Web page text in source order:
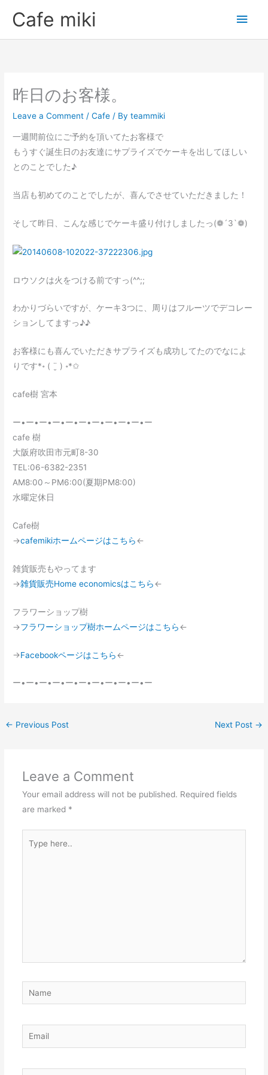
Cafe miki
Main
昨日のお客様。
Leave a Comment /Cafe / Byteammiki
一週間前位にご予約を頂いてたお客様で
もうすぐ誕生日のお友達にサプライズでケーキを出してほしい
とのことでした♪
当店も初めてのことでしたが、喜んでさせていただきました！
そして昨日、こんな感じでケーキ盛り付けしましたっ(❁´3`❁)
ロウソクは火をつける前ですっ(^^;;
わかりづらいですが、ケーキ3つに、周りはフルーツでデコレー
ションしてますっ♪♪
お客様にも喜んでいただきサプライズも成功してたのでなによ
りです*॰ ( ¨̮ ) ॰*✩
cafe樹 宮本
ー•ー•ー•ー•ー•ー•ー•ー•ー•ー•ー
cafe 樹
大阪府吹田市元町8-30
TEL:06-6382-2351
AM8:00～PM6:00(夏期PM8:00)
水曜定休日
Cafe樹
→cafemikiホームページはこちら←
雑貨販売もやってます
→雑貨販売Home economicsはこちら←
フラワーショップ樹
→フラワーショップ樹ホームページはこちら←
→Facebookページはこちら←
ー•ー•ー•ー•ー•ー•ー•ー•ー•ー•ー
← Previous Post Next Post →
Leave a Comment
Your email address will not be published. Required fields
are marked *
here..
Name
Email